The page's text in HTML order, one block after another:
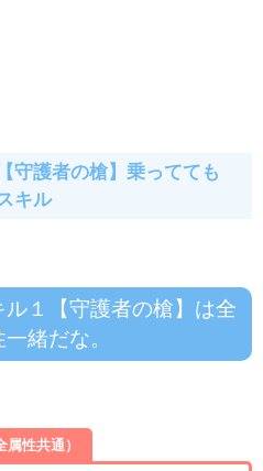
守護者の槍】乗ってても
キル
ル１【守護者の槍】は全
一緒だな。
性共通）